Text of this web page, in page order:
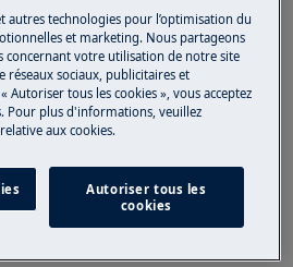
- Le sèche-linge
ne peut plus être
- Bruit de grincement
la rotation
- Code d'erreur EHO
autres technologies pour l’optimisation du
et marketing. Nous partageons
concernant votre utilisation de notre site
réseaux sociaux, publicitaires et
Autoriser tous les cookies », vous acceptez
Pour plus d'informations, veuillez
aux cookies.
Autoriser tous les
cookies